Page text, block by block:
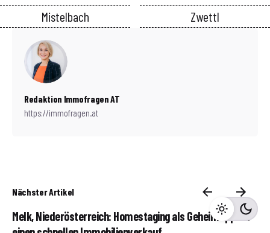
Mistelbach
Zwettl
Redaktion Immofragen AT
https://immofragen.at
Nächster Artikel
Melk, Niederösterreich: Homestaging als Geheimtipp für